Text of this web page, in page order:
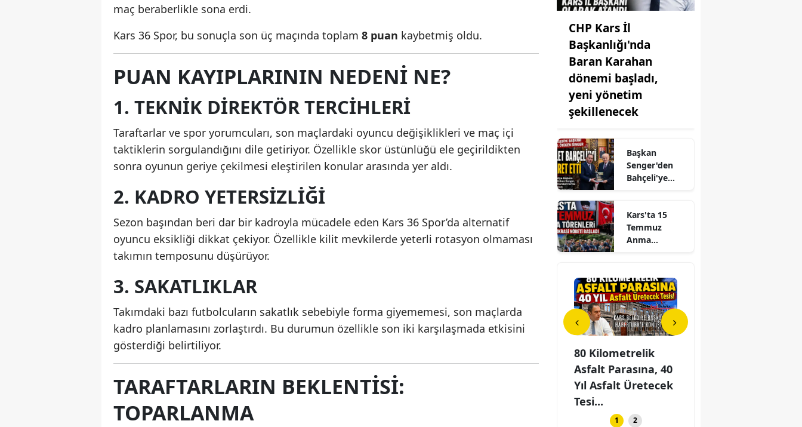
Mersin
İstanbul
Kars
Kastamonu
Kırşehir
Kocaeli
Malatya
maç beraberlikle sona erdi.
Kars 36 Spor, bu sonuçla son üç maçında toplam 8 puan kaybetmiş oldu.
PUAN KAYIPLARININ NEDENI NE?
1. TEKNIK DIREKTÖR TERCIHLERI
Taraftarlar ve spor yorumcuları, son maçlardaki oyuncu değişiklikleri ve maç içi
taktiklerin sorgulandığını dile getiriyor. Özellikle skor üstünlüğü ele geçirildikten
sonra oyunun geriye çekilmesi eleştirilen konular arasında yer aldı.
2. KADRO YETERSIZLIĞI
Sezon başından beri dar bir kadroyla mücadele eden Kars 36 Spor’da alternatif
oyuncu eksikliği dikkat çekiyor. Özellikle kilit mevkilerde yeterli rotasyon olmaması
takımın temposunu düşürüyor.
3. SAKATLIKLAR
Takımdaki bazı futbolcuların sakatlık sebebiyle forma giyememesi, son maçlarda
kadro planlamasını zorlaştırdı. Bu durumun özellikle son iki karşılaşmada etkisini
gösterdiği belirtiliyor.
TARAFTARLARIN BEKLENTISI:
TOPARLANMA
CHP Kars İl
Başkanlığı'nda
Baran Karahan
dönemi başladı,
yeni yönetim
şekillenecek
Başkan
Senger'den
Bahçeli'ye
İlgili
Bilgilendirme
Ziyareti
Kars'ta 15
Temmuz
Anma
Nöbeti Başladı
Kişi Bıçakla
Kars'ta Kiracı-Ev
Sahibi Tartışması: 2
Kişi Bıçakla
Yaraland...
1 2